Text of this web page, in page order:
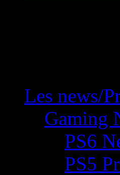
Les news/
Gaming
PS6
PS5